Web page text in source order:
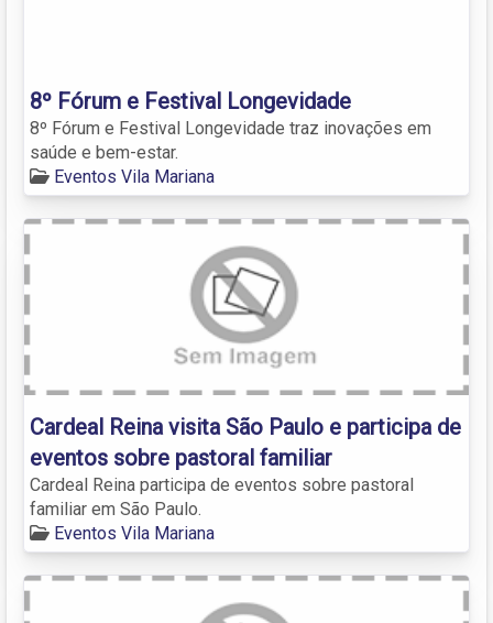
8º Fórum e Festival Longevidade
8º Fórum e Festival Longevidade traz inovações em
saúde e bem-estar.
Eventos Vila Mariana
Cardeal Reina visita São Paulo e participa de
eventos sobre pastoral familiar
Cardeal Reina participa de eventos sobre pastoral
familiar em São Paulo.
Eventos Vila Mariana